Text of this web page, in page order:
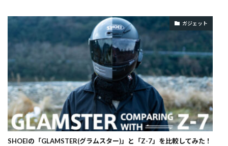
ガジェット
SHOEIの「GLAMSTER(グラムスター)」と「Z-7」を比較してみた！